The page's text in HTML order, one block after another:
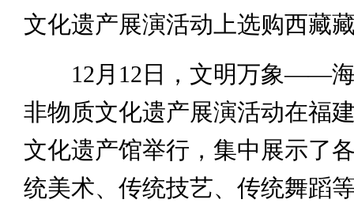
文化遗产展演活动上选购西藏
12月12日，文明万象——海
非物质文化遗产展演活动在福
文化遗产馆举行，集中展示了
统美术、传统技艺、传统舞蹈